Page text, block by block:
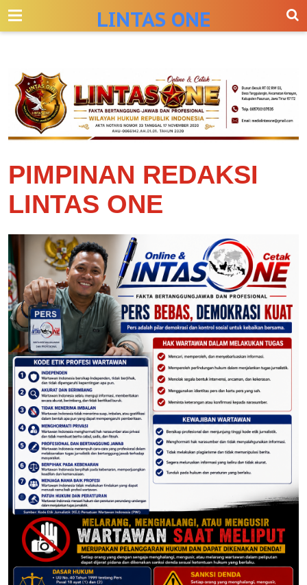
--> LINTAS ONE
PIMPINAN REDAKSI
LINTAS ONE